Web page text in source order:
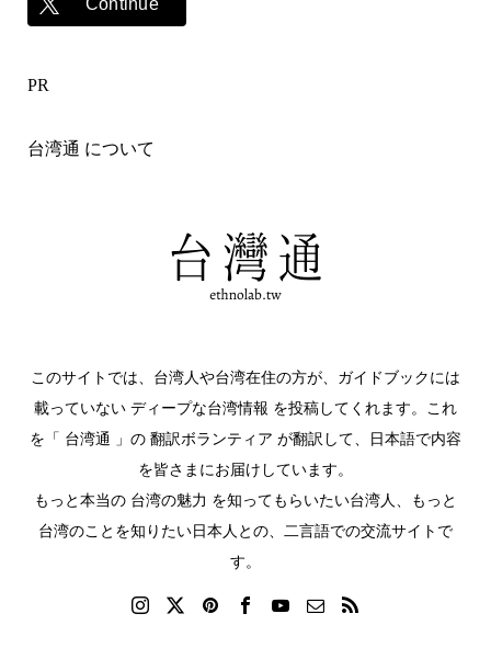
Continue
PR
台湾通 について
このサイトでは、台湾人や台湾在住の方が、ガイドブックには
載っていない ディープな台湾情報 を投稿してくれます。これ
を「 台湾通 」の 翻訳ボランティア が翻訳して、日本語で内容
を皆さまにお届けしています。
もっと本当の 台湾の魅力 を知ってもらいたい台湾人、もっと
台湾のことを知りたい日本人との、二言語での交流サイトで
す。